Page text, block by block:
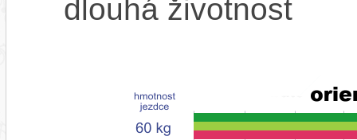
dlouhá životnost